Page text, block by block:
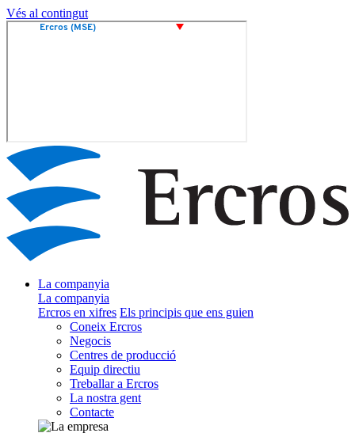
Vés al contingut
La companyia
La companyia
Ercros en xifres Els principis que ens guien
Coneix Ercros
Negocis
Centres de producció
Equip directiu
Treballar a Ercros
La nostra gent
Contacte